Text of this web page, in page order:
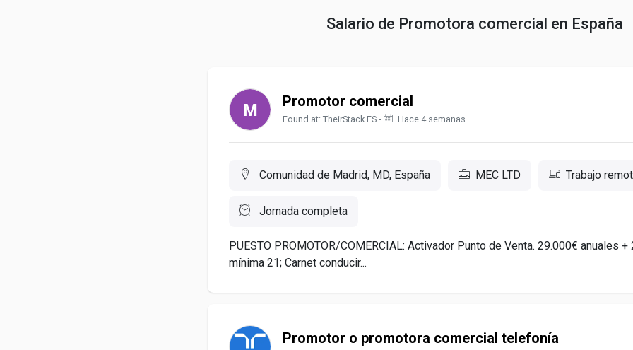
Salario de Promotora comercial en España
Promotor comercial
Found at: TheirStack ES - Hace 4 semanas
Comunidad de Madrid, MD, España MEC LTD Trabajo
Jornada completa
PUESTO PROMOTOR/COMERCIAL: Activador Punto de Venta. 29.000€ anuales +
mínima 21; Carnet conducir...
Promotor o promotora comercial telefonía